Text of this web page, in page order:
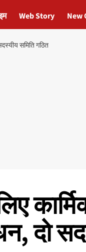
Web Story New
समिति गठित
दो